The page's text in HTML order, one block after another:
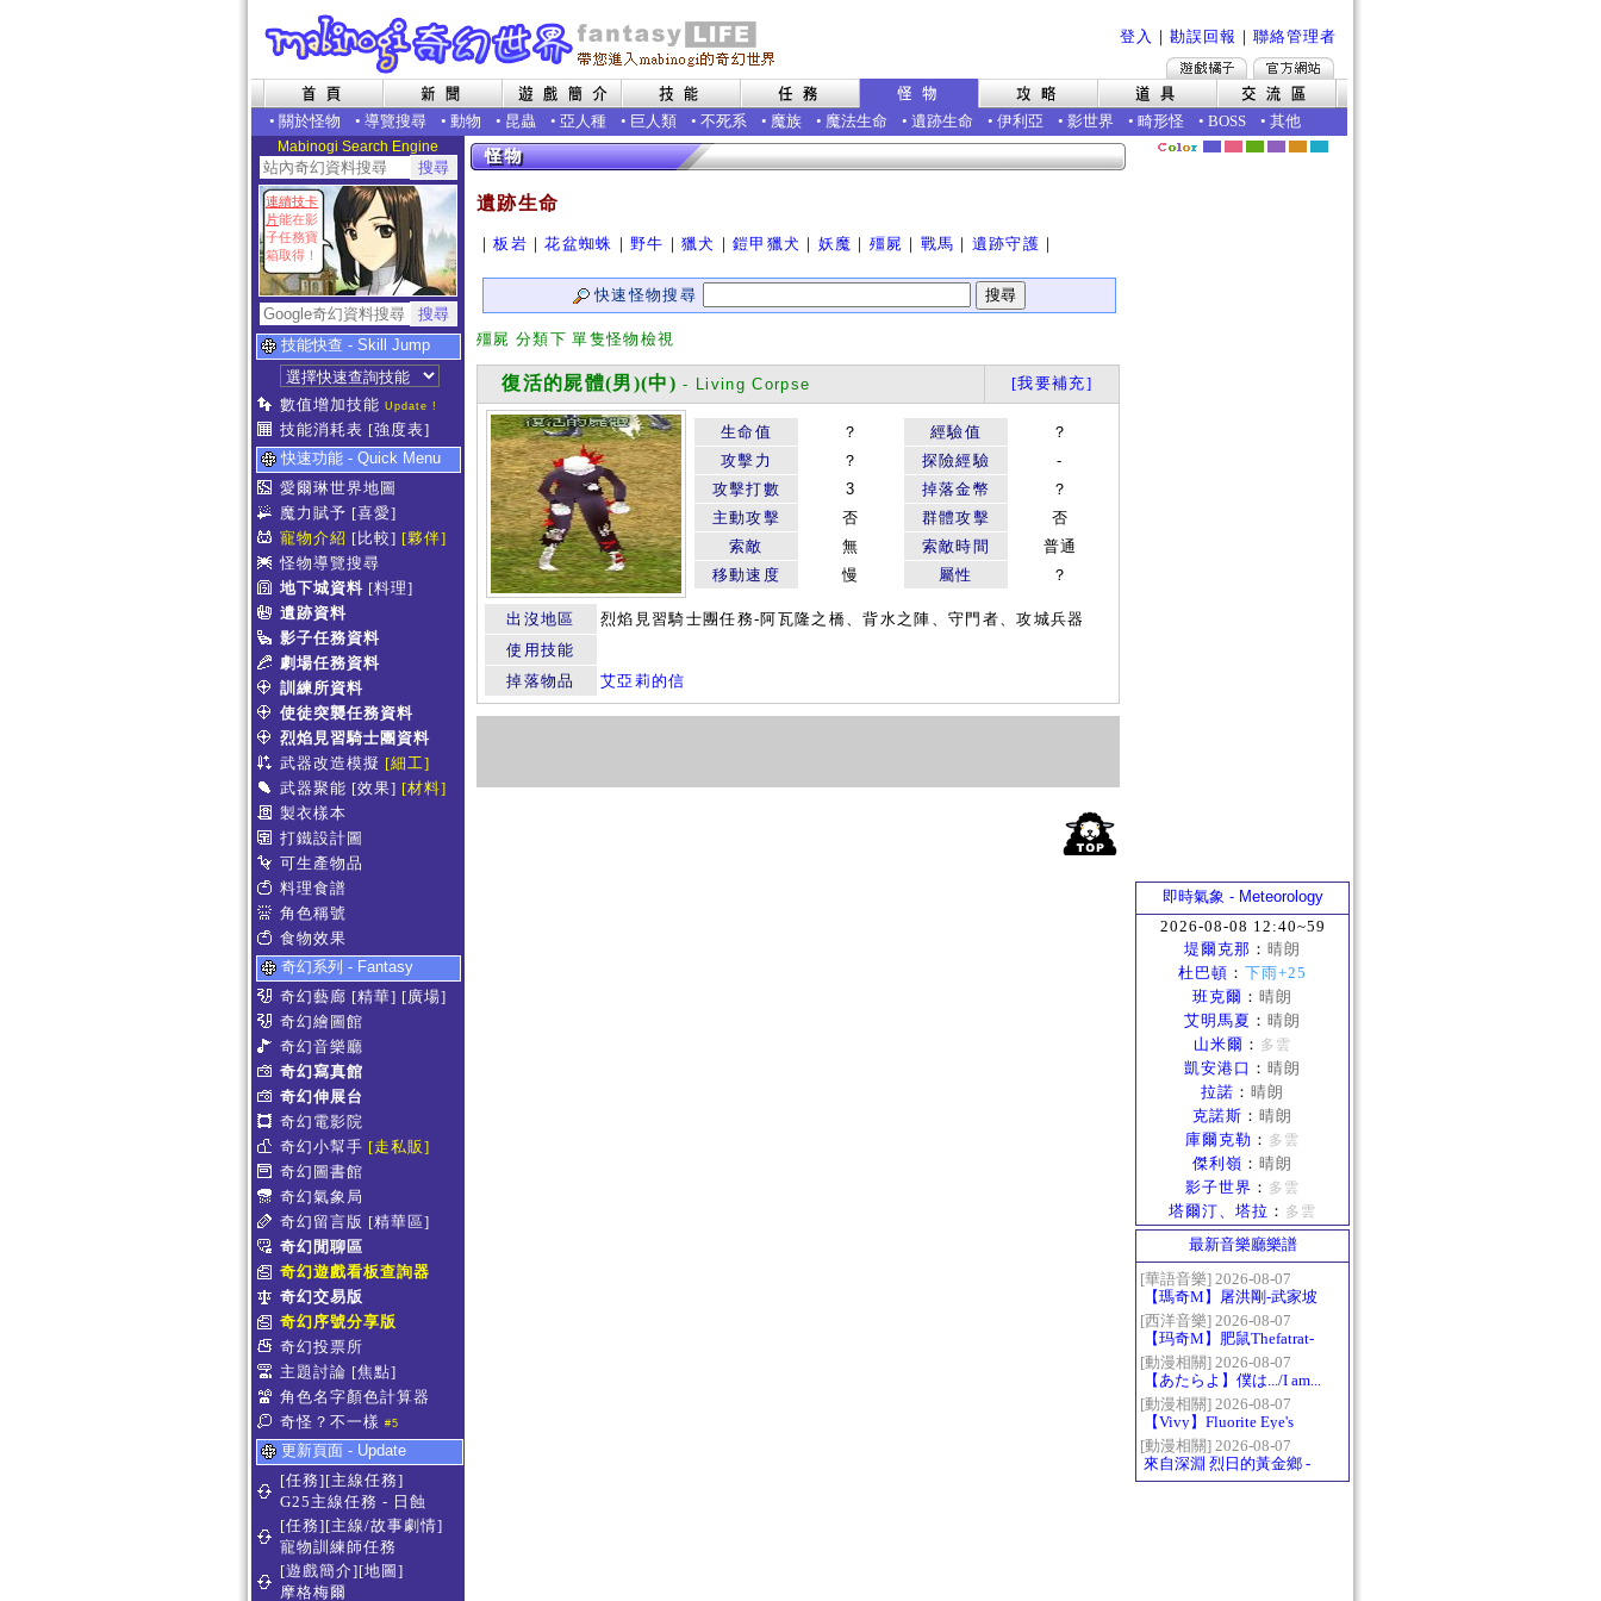
登入 ｜ 勘誤回報 ｜ 聯絡管理者
• 關於怪物 • 導覽搜尋 • 動物 • 昆蟲 • 亞人種 • 巨人類 • 不死系 • 魔族 • 魔法生命 • 遺跡生命 • 伊利亞 • 影世界 • 畸形怪 • BOSS • 其他
Mabinogi Search Engine
連續技卡
片能在影
子任務寶
箱取得！
技能快查 - Skill Jump
數值增加技能 Update !
技能消耗表 [強度表]
快速功能 - Quick Menu
愛爾琳世界地圖
魔力賦予 [喜愛]
寵物介紹 [比較] [夥伴]
怪物導覽搜尋
地下城資料 [料理]
遺跡資料
影子任務資料
劇場任務資料
訓練所資料
使徒突襲任務資料
烈焰見習騎士團資料
武器改造模擬 [細工]
武器聚能 [效果] [材料]
製衣樣本
打鐵設計圖
可生產物品
料理食譜
角色稱號
食物效果
奇幻系列 - Fantasy
奇幻藝廊 [精華] [廣場]
奇幻繪圖館
奇幻音樂廳
奇幻寫真館
奇幻伸展台
奇幻電影院
奇幻小幫手 [走私販]
奇幻圖書館
奇幻氣象局
奇幻留言版 [精華區]
奇幻閒聊區
奇幻遊戲看板查詢器
奇幻交易版
奇幻序號分享版
奇幻投票所
主題討論 [焦點]
角色名字顏色計算器
奇怪？不一樣 #5
更新頁面 - Update
[任務][主線任務]
G25主線任務 - 日蝕
[任務][主線/故事劇情]
寵物訓練師任務
[遊戲簡介][地圖]
摩格梅爾
遺跡生命
｜板岩 ｜花盆蜘蛛 ｜野牛 ｜獵犬 ｜鎧甲獵犬 ｜ 妖魔 ｜ 殭屍 ｜ 戰馬 ｜ 遺跡守護 ｜
快速怪物搜尋
殭屍 分類下 單隻怪物檢視
復活的屍體(男)(中) - Living Corpse [我要補充]
生命值 ？ 經驗值
？
攻擊力
？ 探險經驗
-
攻擊打數
3 掉落金幣
？
主動攻擊
否 群體攻擊
否
索敵
無 索敵時間
普通
移動速度
慢 屬性 ？
出沒地區
烈焰見習騎士團任務-阿瓦隆之橋、背水之陣、守門者、攻城兵器
使用技能
掉落物品
艾亞莉的信
即時氣象 - Meteorology
2026-08-08 12:40~59
堤爾克那 ： 晴朗
杜巴頓 ： 下雨+25
班克爾 ： 晴朗
艾明馬夏 ： 晴朗
山米爾 ： 多雲
凱安港口 ： 晴朗
拉諾 ： 晴朗
克諾斯 ： 晴朗
庫爾克勒 ： 多雲
傑利嶺 ： 晴朗
影子世界 ： 多雲
塔爾汀、塔拉 ： 多雲
最新音樂廳樂譜
[華語音樂] 2026-08-07
【瑪奇M】屠洪剛-武家坡
2021
[西洋音樂] 2026-08-07
【玛奇M】肥鼠Thefatrat-
Monody
[動漫相關] 2026-08-07
【あたらよ】僕は.../I am...
（我內心的糟糕念頭/僕の
心のヤバイやつ第二季
OP）
[動漫相關] 2026-08-07
【Vivy】Fluorite Eye's
Song
[動漫相關] 2026-08-07
來自深淵 烈日的黃金鄉 -
Gravity